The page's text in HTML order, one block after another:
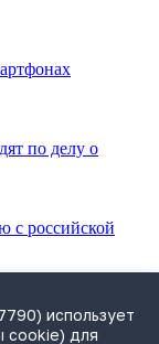
по делу о
с российской
нарушений
использует
cookie) для